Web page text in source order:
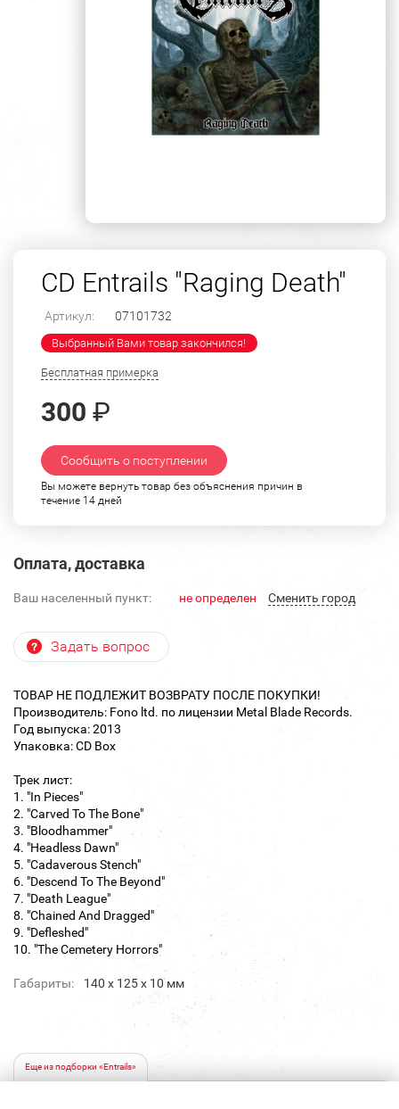
CD Entrails "Raging Death"
Артикул: 07101732
Выбранный Вами товар закончился!
Бесплатная примерка
300 ₽
Сообщить о поступлении
Вы можете вернуть товар без объяснения причин в
течение 14 дней
Оплата, доставка
Ваш населенный пункт: не определен Cменить город
Задать вопрос
ТОВАР НЕ ПОДЛЕЖИТ ВОЗВРАТУ ПОСЛЕ ПОКУПКИ!
Производитель: Fono ltd. по лицензии Metal Blade Records.
Год выпуска: 2013
Упаковка: CD Box
Трек лист:
1. "In Pieces"
2. "Carved To The Bone"
3. "Bloodhammer"
4. "Headless Dawn"
5. "Cadaverous Stench"
6. "Descend To The Beyond"
7. "Death League"
8. "Chained And Dragged"
9. "Defleshed"
10. "The Cemetery Horrors"
Габариты: 140 х 125 х 10 мм
Еще из подборки «Entrails»